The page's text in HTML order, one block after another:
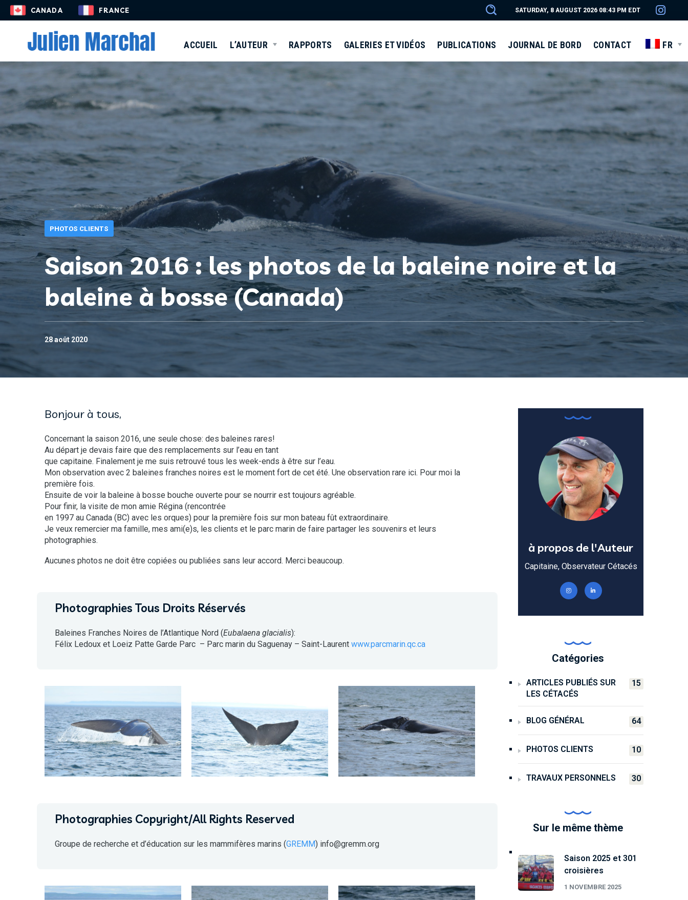
CANADA FRANCE SATURDAY, 8 AUGUST 2026 08:43 PM EDT
ACCUEIL L’AUTEUR RAPPORTS GALERIES ET VIDÉOS PUBLICATIONS JOURNAL DE BORD CONTACT FR
PHOTOS CLIENTS
Saison 2016 : les photos de la baleine noire et la
baleine à bosse (Canada)
28 août 2020
Bonjour à tous,
Concernant la saison 2016, une seule chose: des baleines rares!
Au départ je devais faire que des remplacements sur l’eau en tant
que capitaine. Finalement je me suis retrouvé tous les week-ends à être sur l’eau.
Mon observation avec 2 baleines franches noires est le moment fort de cet été. Une observation rare ici. Pour moi la
première fois.
Ensuite de voir la baleine à bosse bouche ouverte pour se nourrir est toujours agréable.
Pour finir, la visite de mon amie Régina (rencontrée
en 1997 au Canada (BC) avec les orques) pour la première fois sur mon bateau fût extraordinaire.
Je veux remercier ma famille, mes ami(e)s, les clients et le parc marin de faire partager les souvenirs et leurs
photographies.
Aucunes photos ne doit être copiées ou publiées sans leur accord. Merci beaucoup.
Photographies Tous Droits Réservés
Baleines Franches Noires de l’Atlantique Nord (Eubalaena glacialis):
Félix Ledoux et Loeiz Patte Garde Parc – Parc marin du Saguenay – Saint-Laurent www.parcmarin.qc.ca
Photographies Copyright/All Rights Reserved
Groupe de recherche et d’éducation sur les mammifères marins (GREMM) info@gremm.org
à propos de l'Auteur
Capitaine, Observateur Cétacés
Catégories
ARTICLES PUBLIÉS SUR
LES CÉTACÉS
15
BLOG GÉNÉRAL 64
PHOTOS CLIENTS 10
TRAVAUX PERSONNELS 30
Sur le même thème
Saison 2025 et 301
croisières
1 NOVEMBRE 2025